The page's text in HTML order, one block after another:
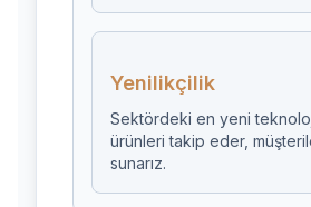
Yenilikçilik
Sektördeki en yeni
ürünleri takip eder,
sunarız.